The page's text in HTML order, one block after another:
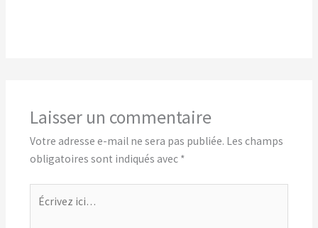
Laisser un commentaire
Votre adresse e-mail ne sera pas publiée. Les champs
obligatoires sont indiqués avec *
Écrivez
ici…